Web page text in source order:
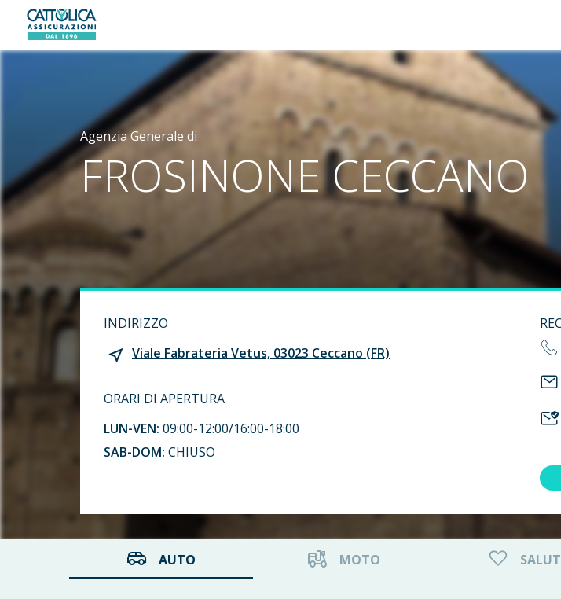
Generali logo
Agenzia Generale di
FROSINONE CECCANO
INDIRIZZO
Viale Fabrateria Vetus, 03023 Ceccano (FR)
ORARI DI APERTURA
LUN-VEN: 09:00-12:00/16:00-18:00
SAB-DOM: CHIUSO
AUTO MOTO